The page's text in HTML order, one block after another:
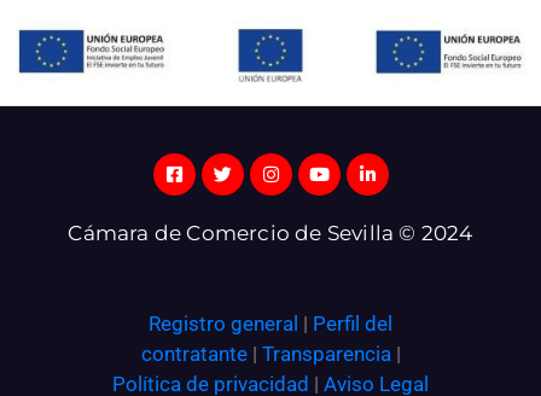
Cámara de Comercio de Sevilla © 2024
Registro general | Perfil del
contratante| Transparencia |
Política de privacidad | Aviso Legal